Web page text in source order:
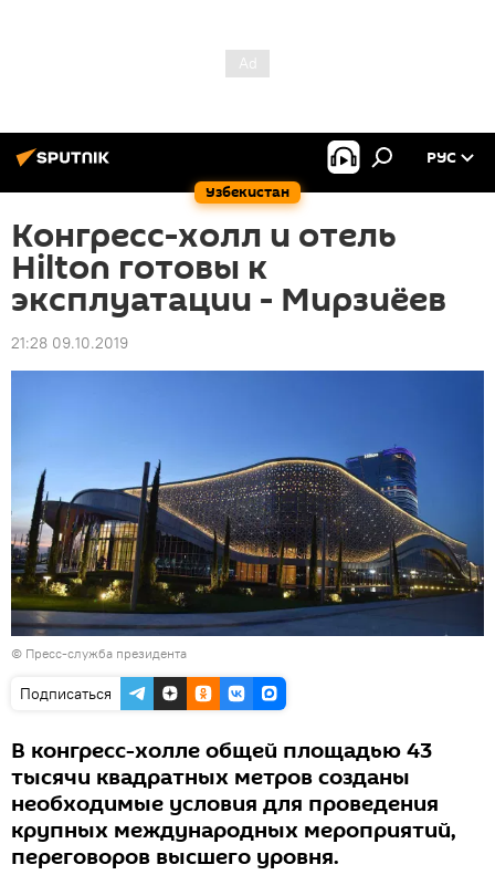
Узбекистан
РУС
Конгресс-холл и отель
Hilton готовы к
эксплуатации - Мирзиёев
21:28 09.10.2019
© Пресс-служба президента
Подписаться
В конгресс-холле общей площадью 43
тысячи квадратных метров созданы
необходимые условия для проведения
крупных международных мероприятий,
переговоров высшего уровня.